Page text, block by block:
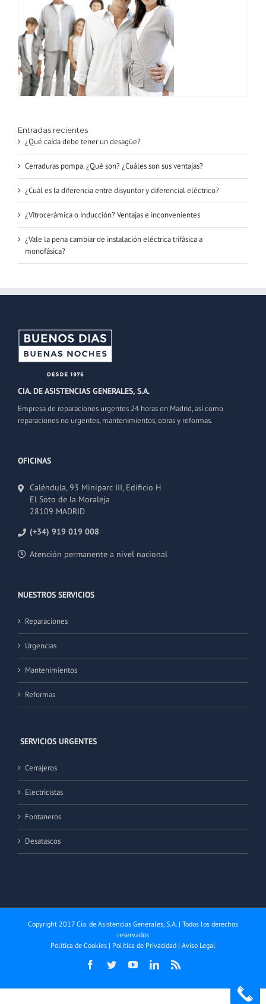
Entradas recientes
¿Qué caída debe tener un desagüe?
Cerraduras pompa. ¿Qué son? ¿Cuáles son sus ventajas?
¿Cuál es la diferencia entre disyuntor y diferencial eléctrico?
¿Vitrocerámica o inducción? Ventajas e inconvenientes
¿Vale la pena cambiar de instalación eléctrica trifásica a
monofásica?
CIA. DE ASISTENCIAS GENERALES, S.A.
Empresa de reparaciones urgentes 24 horas en Madrid, así como
reparaciones no urgentes, mantenimientos, obras y reformas.
OFICINAS
Caléndula, 93 Miniparc III, Edificio H
El Soto de la Moraleja
28109 MADRID
(+34) 919 019 008
Atención permanente a nivel nacional
NUESTROS SERVICIOS
Reparaciones
Urgencias
Mantenimientos
Reformas
SERVICIOS URGENTES
Cerrajeros
Electricistas
Fontaneros
Desatascos
Copyright 2017 Cia. de Asistencias Generales, S.A. | Todos los derechos
reservados
Política de Cookies | Política de Privacidad | Aviso Legal
Facebook
TwitterYouTubeLinkedIn